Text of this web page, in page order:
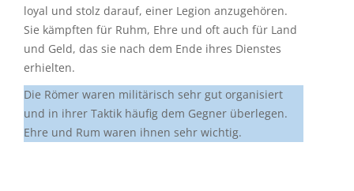
loyal und stolz darauf, einer Legion anzugehören.
Sie kämpften für Ruhm, Ehre und oft auch für Land
und Geld, das sie nach dem Ende ihres Dienstes
erhielten.
Die Römer waren militärisch sehr gut organisiert
und in ihrer Taktik häufig dem Gegner überlegen.
Ehre und Rum waren ihnen sehr wichtig.